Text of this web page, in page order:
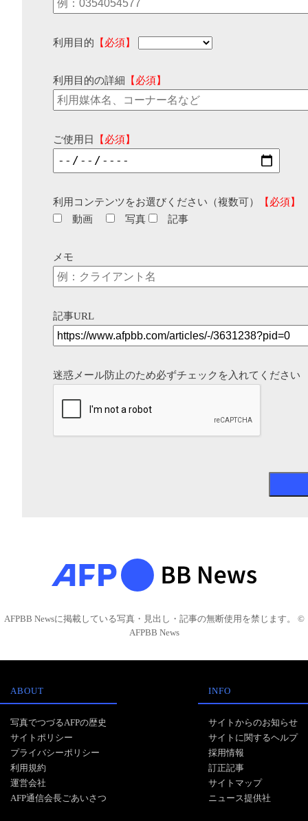
利用目的 【必須】
利用目的の詳細 【必須】
ご使用日 【必須】
利用コンテンツをお選びください（複数可）
【必須】
動画
写真 記事
メモ
記事URL
迷惑メール防止のため必ずチェックを入れてください
AFPBB Newsに掲載している写真・見出し・記事の無断使用を禁じます。 ©
AFPBB News
ABOUT
写真でつづるAFPの歴史
サイトポリシー
プライバシーポリシー
利用規約
運営会社
AFP通信会長ごあいさつ
INFO
サイトからのお知らせ
サイトに関するヘルプ
採用情報
訂正記事
サイトマップ
ニュース提供社